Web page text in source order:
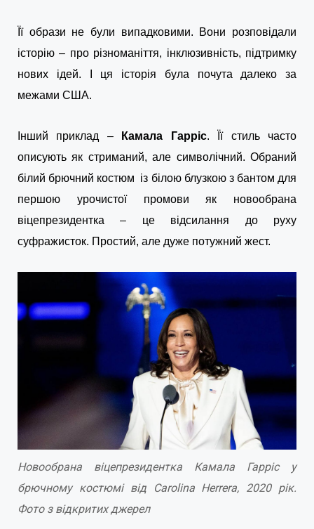
Її образи не були випадковими. Вони розповідали
історію – про різноманіття, інклюзивність, підтримку
нових ідей. І ця історія була почута далеко за
межами США.
Інший приклад – Камала Гарріс. Її стиль часто
описують як стриманий, але символічний. Обраний
білий брючний костюм із білою блузкою з бантом для
першою урочистої промови як новообрана
віцепрезидентка – це відсилання до руху
суфражисток. Простий, але дуже потужний жест.
Новообрана віцепрезидентка Камала Гарріс у
брючному костюмі від Carolina Herrera, 2020 рік.
Фото з відкритих джерел